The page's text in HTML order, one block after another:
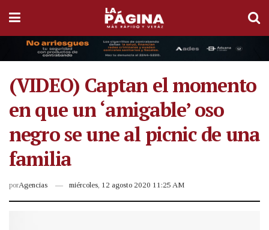
(VIDEO) Captan el momento
en que un ‘amigable’ oso
negro se une al picnic de una
familia
porAgencias miércoles, 12 agosto 2020 11:25 AM